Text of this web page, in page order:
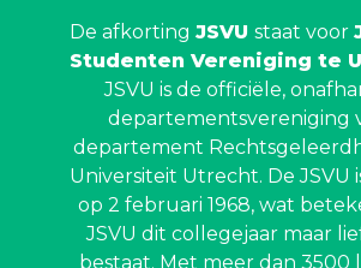
De afkorting JSVU staat voor
Studenten Vereniging te
JSVU is de officiële,
departementsvereniging
departement
Universiteit Utrecht. De JSVU
op 2 februari 1968, wat
JSVU dit collegejaar maar
bestaat. Met meer dan 3500